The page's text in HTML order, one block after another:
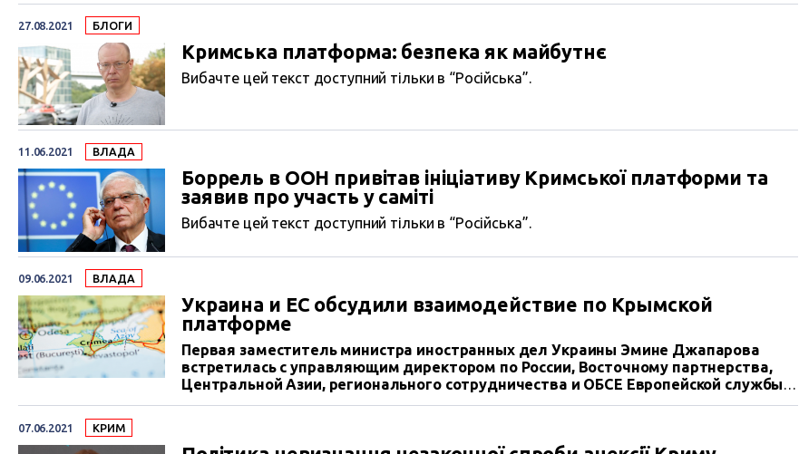
27.08.2021 БЛОГИ
Кримська платформа: безпека як майбутнє
Вибачте цей текст доступний тільки в “Російська”.
11.06.2021 ВЛАДА
Боррель в ООН привітав ініціативу Кримської платформи та
заявив про участь у саміті
Вибачте цей текст доступний тільки в “Російська”.
09.06.2021 ВЛАДА
Украина и ЕС обсудили взаимодействие по Крымской
платформе
Первая заместитель министра иностранных дел Украины Эмине Джапарова
встретилась с управляющим директором по России, Восточному партнерства,
Центральной Азии, регионального сотрудничества и ОБСЕ Европейской службы
внешней деятельности Михаэлем Зибертом, который посетил Украину с рабочим
07.06.2021 КРИМ